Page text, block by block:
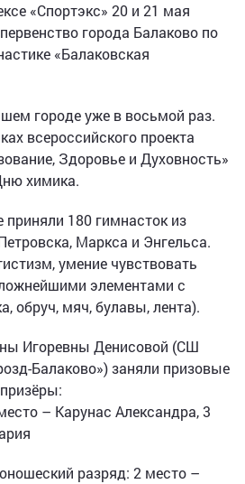
«Спортэкс» 20 и 21 мая
города Балаково по
«Балаковская
городе уже в восьмой раз.
всероссийского проекта
Здоровье и Духовность»
химика.
приняли 180 гимнасток из
Маркса и Энгельса.
умение чувствовать
элементами с
обруч, мяч, булавы, лента).
Игоревны Денисовой (СШ
Балаково») заняли призовые
– Карунас Александра, 3
разряд: 2 место –